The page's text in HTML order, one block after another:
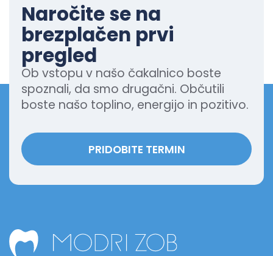
Naročite se na
brezplačen prvi
pregled
Ob vstopu v našo čakalnico boste
spoznali, da smo drugačni. Občutili
boste našo toplino, energijo in pozitivo.
PRIDOBITE TERMIN